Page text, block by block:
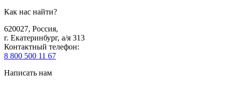
Как нас найти?
620027, Россия,
г. Екатеринбург, а/я 313
Контактный телефон:
8 800 500 11 67
Написать нам